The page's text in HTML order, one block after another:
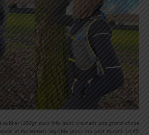
oublier (160gr pour info donc vraiment pas grand-chose
) et facilement réglable (pour ma part faisant 1m65